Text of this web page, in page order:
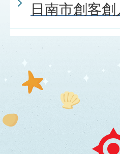
日南市創客
日